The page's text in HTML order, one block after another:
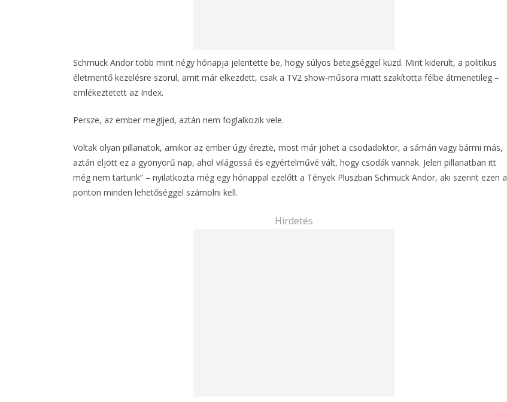
Schmuck Andor több mint négy hónapja jelentette be, hogy súlyos betegséggel küzd. Mint kiderült, a politikus
életmentő kezelésre szorul, amit már elkezdett, csak a TV2 show-műsora miatt szakította félbe átmenetileg –
emlékeztetett az Index.
Persze, az ember megijed, aztán nem foglalkozik vele.
Voltak olyan pillanatok, amikor az ember úgy érezte, most már jöhet a csodadoktor, a sámán vagy bármi más,
aztán eljött ez a gyönyörű nap, ahol világossá és egyértelművé vált, hogy csodák vannak. Jelen pillanatban itt
még nem tartunk” – nyilatkozta még egy hónappal ezelőtt a Tények Pluszban Schmuck Andor, aki szerint ezen a
ponton minden lehetőséggel számolni kell.
Hirdetés